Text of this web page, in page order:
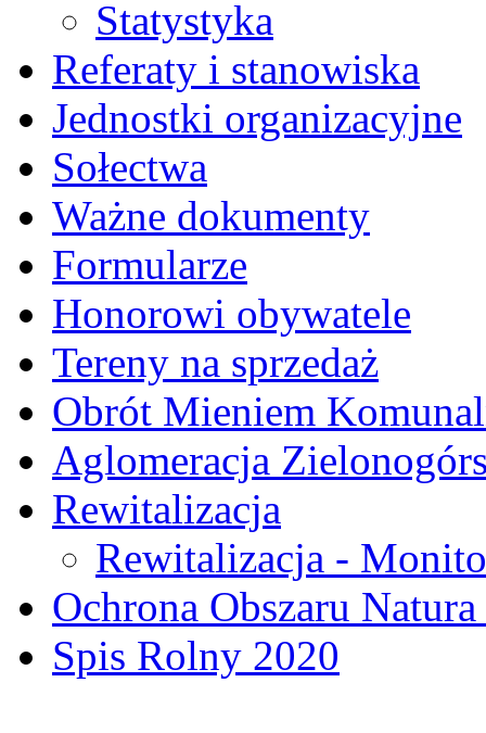
Statystyka
Referaty i stanowiska
Jednostki organizacyjne
Sołectwa
Ważne dokumenty
Formularze
Honorowi obywatele
Tereny na sprzedaż
Obrót Mieniem
Aglomeracja
Rewitalizacja
Rewitalizacja -
Ochrona Obszaru
Spis Rolny 2020